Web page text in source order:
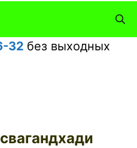
32 без выходных